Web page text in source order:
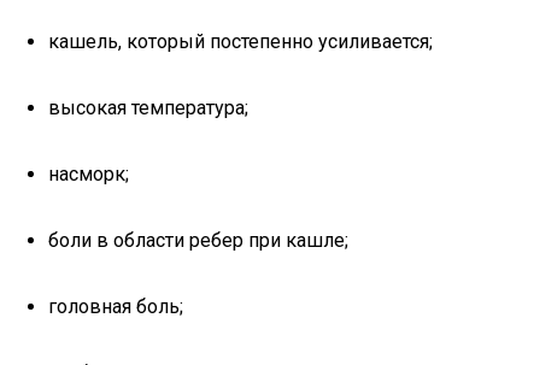
кашель, который постепенно усиливается;
высокая температура;
насморк;
боли в области ребер при кашле;
головная боль;